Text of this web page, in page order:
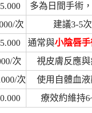
多為日間手術
次
建議3-5
通常與小陰唇
次
視皮膚反應
次
使用自體血
療效約維持